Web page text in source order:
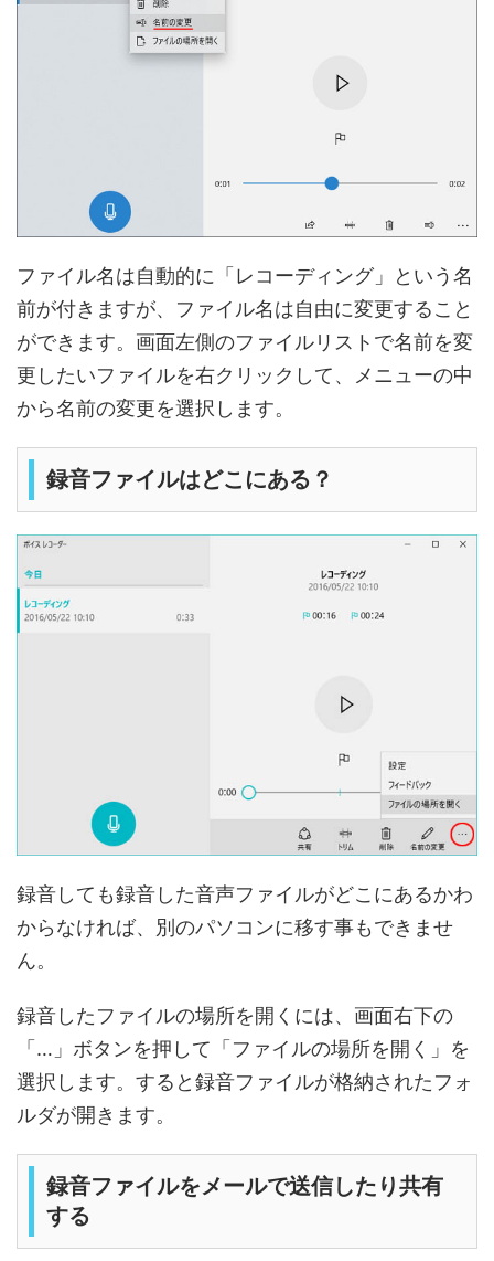
ファイル名は自動的に「レコーディング」という名
前が付きますが、ファイル名は自由に変更すること
ができます。画面左側のファイルリストで名前を変
更したいファイルを右クリックして、メニューの中
から名前の変更を選択します。
録音ファイルはどこにある？
録音しても録音した音声ファイルがどこにあるかわ
からなければ、別のパソコンに移す事もできませ
ん。
録音したファイルの場所を開くには、画面右下の
「…」ボタンを押して「ファイルの場所を開く」を
選択します。すると録音ファイルが格納されたフォ
ルダが開きます。
録音ファイルをメールで送信したり共有
する